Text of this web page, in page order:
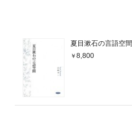
夏目漱石の言語空間
8,800